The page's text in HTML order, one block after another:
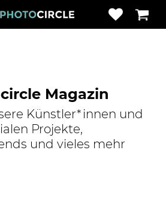
Magazin
Künstler*innen und
Projekte,
und vieles mehr